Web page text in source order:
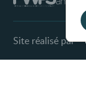
Site réalisé par